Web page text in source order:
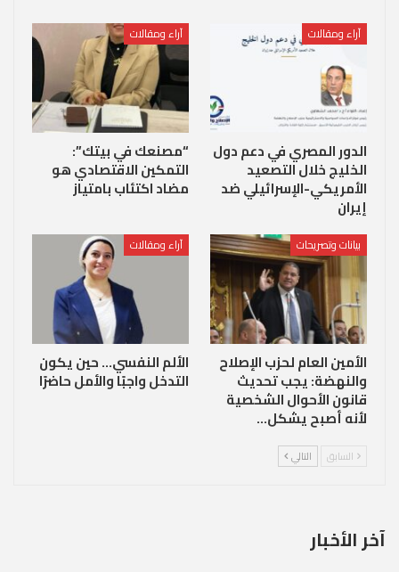
آراء ومقالات
الدور المصري في دعم دول
الخليج خلال التصعيد
الأمريكي-الإسرائيلي ضد
إيران
آراء ومقالات
“مصنعك في بيتك”:
التمكين الاقتصادي هو
مضاد اكتئاب بامتياز
بيانات وتصريحات
الأمين العام لحزب الإصلاح
والنهضة: يجب تحديث
قانون الأحوال الشخصية
لأنه أصبح يشكل…
آراء ومقالات
الألم النفسي… حين يكون
التدخل واجبًا والأمل حاضرًا
السابق التالي
آخر الأخبار